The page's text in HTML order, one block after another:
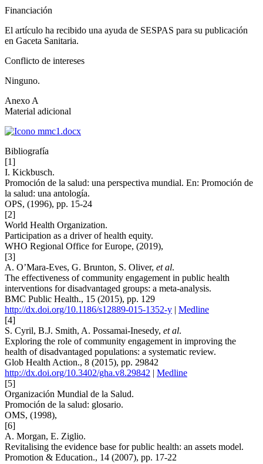
Financiación
El artículo ha recibido una ayuda de SESPAS para su publicación
en Gaceta Sanitaria.
Conflicto de intereses
Ninguno.
Anexo A
Material adicional
Bibliografía
[1]
I. Kickbusch.
Promoción de la salud: una perspectiva mundial. En: Promoción de
la salud: una antología.
OPS, (1996), pp. 15-24
[2]
World Health Organization.
Participation as a driver of health equity.
WHO Regional Office for Europe, (2019),
[3]
A. O’Mara-Eves, G. Brunton, S. Oliver, et al.
The effectiveness of community engagement in public health
interventions for disadvantaged groups: a meta-analysis.
BMC Public Health., 15 (2015), pp. 129
http://dx.doi.org/10.1186/s12889-015-1352-y | Medline
[4]
S. Cyril, B.J. Smith, A. Possamai-Inesedy, et al.
Exploring the role of community engagement in improving the
health of disadvantaged populations: a systematic review.
Glob Health Action., 8 (2015), pp. 29842
http://dx.doi.org/10.3402/gha.v8.29842 | Medline
[5]
Organización Mundial de la Salud.
Promoción de la salud: glosario.
OMS, (1998),
[6]
A. Morgan, E. Ziglio.
Revitalising the evidence base for public health: an assets model.
Promotion & Education., 14 (2007), pp. 17-22